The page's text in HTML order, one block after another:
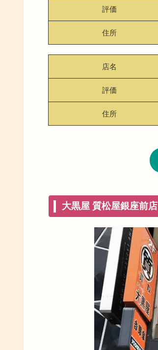
評価
住所
店名
評価
住所
大黒屋 質松屋銀座前店